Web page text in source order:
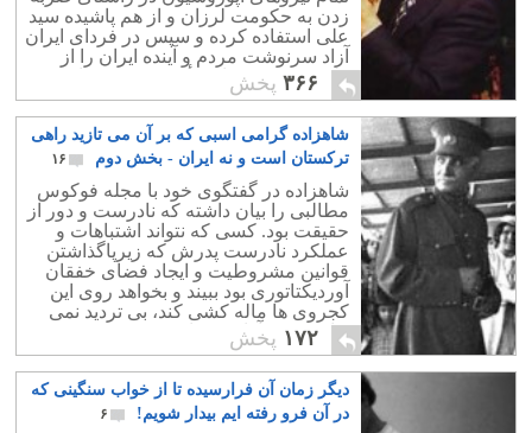
زدن به حکومت لرزان و از هم پاشیده سید
علی استفاده کرده و سپس در فردای ایران
آزاد سرنوشت مردم و آینده ایران را از
طریق صندوق های رأی مشخص نماید.
۳۶۶ پخش
شاهزاده گرامی اسبی که بر آن می تازید راهی
ترکستان است و نه ایران ‪-‬ بخش دوم
۱۶
شاهزاده در گفتگوی خود با مجله فوکوس
مطالبی را بیان داشته که نادرست و دور از
حقیقت بود. کسی که نتواند اشتباهات و
عملکرد نادرست پدرش که زیرپاگذاشتن
قوانین مشروطیت و ایجاد فضای خفقان
آوردیکتاتوری بود ببیند و بخواهد روی این
کجروی ها ماله کشی کند، بی تردید نمی
تواند فردی آزادی خواه و میهن دوست
باشد.
۱۷۲ پخش
دیگر زمان آن فرارسیده تا از خواب سنگینی که
در آن فرو رفته ایم بیدار شویم!
۶